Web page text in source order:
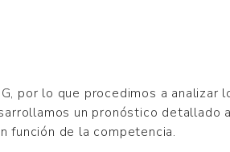
por lo que procedimos a
un pronóstico
función de la competencia.